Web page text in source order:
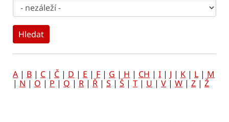
A | B | C | Č | D | E | F | G | H | CH | I | J | K | L | M
| N | O | P | Q | R | Ř | S | Š | T | U | V | W | Z | Ž